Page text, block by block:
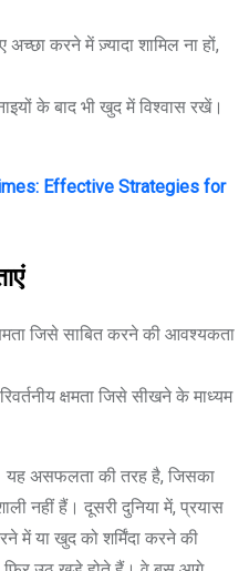
करने में ज़्यादा शामिल ना हों,
के बाद भी खुद में विश्वास रखें।
Effective Strategies for
जिसे साबित करने की आवश्यकता
क्षमता जिसे सीखने के माध्यम
यह असफलता की तरह है, जिसका
नहीं हैं। दूसरी दुनिया में, प्रयास
में या खुद को शर्मिंदा करने की